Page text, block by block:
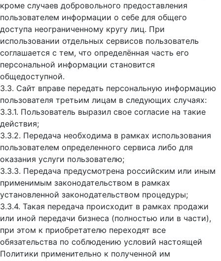
кроме случаев добровольного предоставления
пользователем информации о себе для общего
доступа неограниченному кругу лиц. При
использовании отдельных сервисов пользователь
соглашается с тем, что определённая часть его
персональной информации становится
общедоступной.
3.3. Сайт вправе передать персональную информацию
пользователя третьим лицам в следующих случаях:
3.3.1. Пользователь выразил свое согласие на такие
действия;
3.3.2. Передача необходима в рамках использования
пользователем определенного сервиса либо для
оказания услуги пользователю;
3.3.3. Передача предусмотрена российским или иным
применимым законодательством в рамках
установленной законодательством процедуры;
3.3.4. Такая передача происходит в рамках продажи
или иной передачи бизнеса (полностью или в части),
при этом к приобретателю переходят все
обязательства по соблюдению условий настоящей
Политики применительно к полученной им